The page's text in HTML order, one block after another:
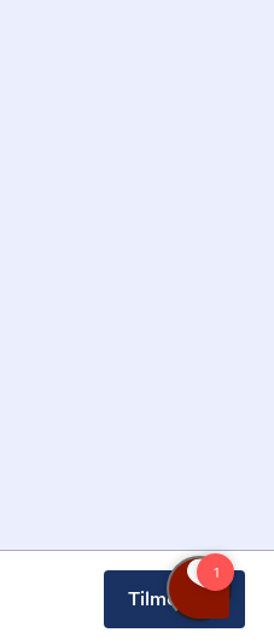
Tilmeld nu